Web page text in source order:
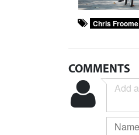
Chris Froome
COMMENTS